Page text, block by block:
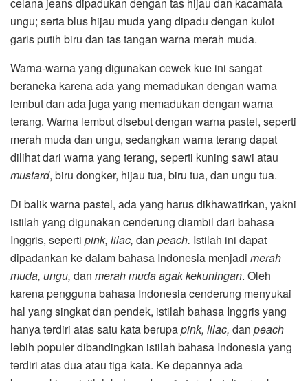
ungu; serta blus hijau muda yang dipadu dengan kulot
garis putih biru dan tas tangan warna merah muda.
Warna-warna yang digunakan cewek kue ini sangat
beraneka karena ada yang memadukan dengan warna
lembut dan ada juga yang memadukan dengan warna
terang. Warna lembut disebut dengan warna pastel, seperti
merah muda dan ungu, sedangkan warna terang dapat
dilihat dari warna yang terang, seperti kuning sawi atau
mustard, biru dongker, hijau tua, biru tua, dan ungu tua.
Di balik warna pastel, ada yang harus dikhawatirkan, yakni
istilah yang digunakan cenderung diambil dari bahasa
Inggris, seperti pink, lilac, dan peach. Istilah ini dapat
dipadankan ke dalam bahasa Indonesia menjadi merah
muda, ungu, dan merah muda agak kekuningan. Oleh
karena pengguna bahasa Indonesia cenderung menyukai
hal yang singkat dan pendek, istilah bahasa Inggris yang
hanya terdiri atas satu kata berupapink, lilac, dan peach
lebih populer dibandingkan istilah bahasa Indonesia yang
terdiri atas dua atau tiga kata. Ke depannya ada